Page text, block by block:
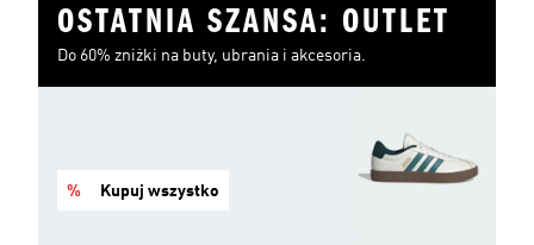
OSTATNIA SZANSA: OUTLET
Do 60% zniżki na buty, ubrania i akcesoria.
% Kupuj wszystko